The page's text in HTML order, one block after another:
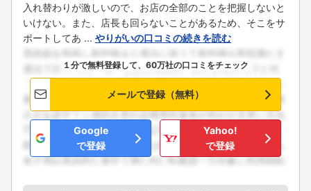
入れ替わりが激しいので、お店の全部のことを把握しないと
いけない。また、店長も回らないことがあるため、そこをサ
ポートしてあ ... やりがいの口コミの続きを読む
１分で無料登録して、60万社の口コミをチェック
メールで登録（無料）
Google
で登録
Yahoo!
で登録